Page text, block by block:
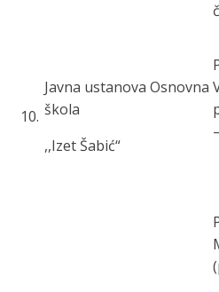
10.
Javna ustanova Osnovna
škola
,,Izet Šabić“